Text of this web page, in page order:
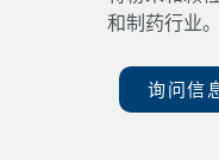
和制药行业
询问信